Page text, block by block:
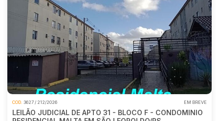
COD. 3627 / 212/2026 EM BREVE
LEILÃO JUDICIAL DE APTO 31 - BLOCO F - CONDOMINIO